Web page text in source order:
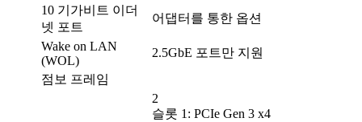
10 기가비트 이더
넷 포트
어댑터를 통한 옵션
Wake on LAN
(WOL)
2.5GbE 포트만 지원
점보 프레임
2
슬롯 1: PCIe Gen 3 x4